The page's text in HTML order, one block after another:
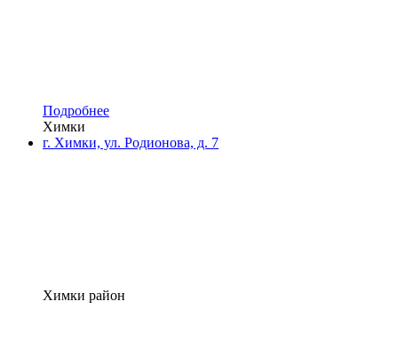
Подробнее
Химки
г. Химки, ул. Родионова, д. 7
Химки район